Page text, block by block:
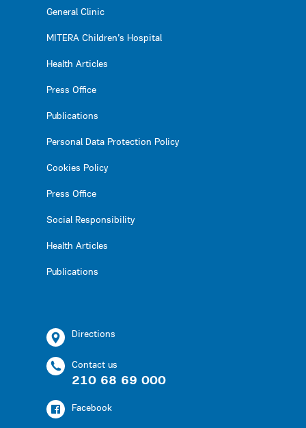
General Clinic
MITERA Children’s Hospital
Health Articles
Press Office
Publications
Personal Data Protection Policy
Cookies Policy
Press Office
Social Responsibility
Health Articles
Publications
Directions
Contact us
210 68 69 000
Facebook